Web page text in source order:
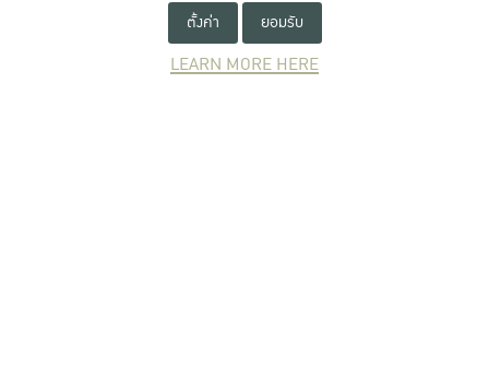
NEWCOMER
ตั้งค่า ยอมรับ
LEARN MORE HERE